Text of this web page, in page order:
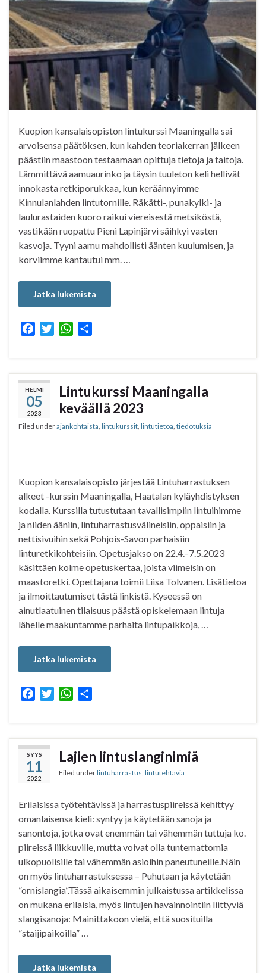
Kuopion kansalaisopiston lintukurssi Maaningalla sai
arvoisensa päätöksen, kun kahden teoriakerran jälkeen
päästiin maastoon testaamaan opittuja tietoja ja taitoja.
Lämmittävä aamuaurinko ja täysin tuuleton keli hellivät
innokasta retkiporukkaa, kun keräännyimme
Kinnulanlahden lintutornille. Räkätti-, punakylki- ja
laulurastaiden kuoro raikui viereisestä metsiköstä,
vastikään ruopattu Pieni Lapinjärvi säihkyi vasten
kasvoja. Tyyni aamu mahdollisti äänten kuulumisen, ja
korviimme kantautui mm. …
Jatka lukemista
c
e
b
o
o
k
i
t
W
a
t
A
p
p
a
r
e
HELMI
05
2023
Lintukurssi Maaningalla
keväällä 2023
Filed underajankohtaista lintukurssit lintutietoa tiedotuksia
Kuopion kansalaisopisto järjestää Lintuharrastuksen
alkeet -kurssin Maaningalla, Haatalan kyläyhdistyksen
kodalla. Kurssilla tutustutaan tavallisimpiin lintuihimme
ja niiden ääniin, lintuharrastusvälineisiin, oppaisiin ja
nettisivuihin sekä Pohjois-Savon parhaisiin
linturetkikohteisiin. Opetusjakso on 22.4.–7.5.2023
käsittäen kolme opetuskertaa, joista viimeisin on
maastoretki. Opettajana toimii Liisa Tolvanen. Lisätietoa
ja ilmoittautumiset tästä linkistä. Kyseessä on
ainutlaatuinen tilaisuus päästä opiskelemaan lintuja
lähelle maakuntamme parhaita lintupaikkoja, …
Jatka lukemista
c
e
b
o
o
i
t
W
a
t
s
A
p
a
r
SYYS
11
2022
Lajien lintuslanginimiä
Filed underlintuharrastus lintutehtäviä
Erilaisissa työtehtävissä ja harrastuspiireissä kehittyy
omanlaisensa kieli: syntyy ja käytetään sanoja ja
sanontoja, jotka ovat enemmän tai vähemmän tuttuja ko.
piireissä liikkuville, mutta voivat olla tuntemattomia
ulkopuolisille tai vähemmän asioihin paneutuneille.Näin
on myös lintuharrastuksessa – Puhutaan ja käytetään
”ornislangia”.Tässä aikaisemmin julkaistussa artikkelissa
on mukana erilaisia, myös lintujen havainnointiin liittyviä
slangisanoja: Mainittakoon vielä, että suosituilla
”staijipaikoilla” …
Jatka lukemista